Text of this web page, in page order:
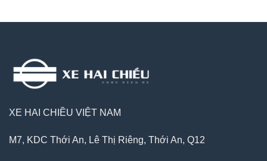
XE HAI CHIỀU VIỆT NAM
M7, KDC Thới An, Lê Thị Riêng, Thới An, Q12